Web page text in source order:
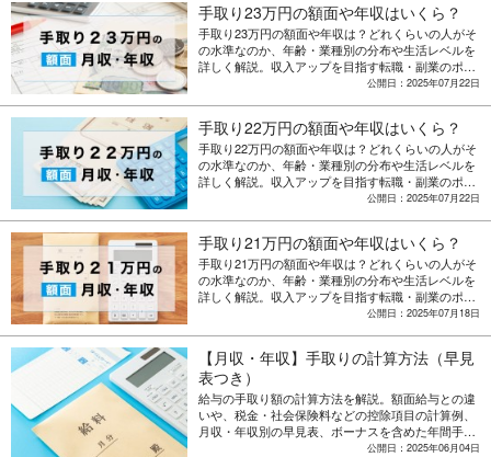
手取り23万円の額面や年収はいくら？
手取り23万円の額面や年収は？どれくらいの人がそ
の水準なのか、年齢・業種別の分布や生活レベルを
詳しく解説。収入アップを目指す転職・副業のポイ
公開日：2025年07月22日
手取り22万円の額面や年収はいくら？
手取り22万円の額面や年収は？どれくらいの人がそ
の水準なのか、年齢・業種別の分布や生活レベルを
詳しく解説。収入アップを目指す転職・副業のポイ
公開日：2025年07月22日
手取り21万円の額面や年収はいくら？
手取り21万円の額面や年収は？どれくらいの人がそ
の水準なのか、年齢・業種別の分布や生活レベルを
詳しく解説。収入アップを目指す転職・副業のポイ
公開日：2025年07月18日
【月収・年収】手取りの計算方法（早見
表つき）
給与の手取り額の計算方法を解説。額面給与との違
いや、税金・社会保険料などの控除項目の計算例、
月収・年収別の早見表、ボーナスを含めた年間手取
り額の計算方法についても解説します。公開日：2025年06月04日